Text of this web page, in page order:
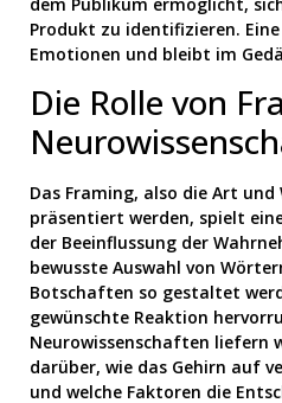
Produkt zu identifizieren.
Emotionen und bleibt im
Die Rolle von
Das Framing, also die Art
präsentiert werden, spielt
der Beeinflussung der
bewusste Auswahl von
Botschaften so gestaltet
gewünschte Reaktion
Neurowissenschaften liefern
darüber, wie das Gehirn auf
und welche Faktoren die